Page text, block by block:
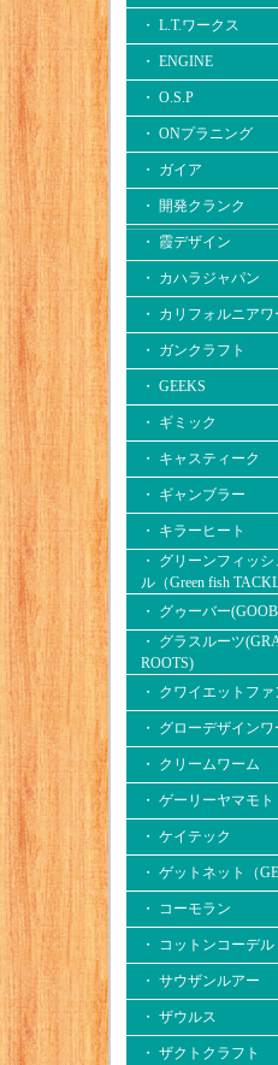
・ L.T.ワークス
・ ENGINE
・ O.S.P
・ ONプラニング
・ ガイア
・ 開発クランク
・ 霞デザイン
・ カハラジャパン
・ カリフォルニアワ
・ ガンクラフト
・ GEEKS
・ ギミック
・ キャスティーク
・ ギャンブラー
・ キラーヒート
・ グリーンフィッ
ル（Green fish
・ グゥーバー
・ グラスルーツ
ROOTS)
・ クワイエットファ
・ グローデザイン
・ クリームワーム
・ ゲーリーヤマモト
・ ケイテック
・ ゲットネット（
・ コーモラン
・ コットンコーデル
・ サウザンルアー
・ ザウルス
・ ザクトクラフト